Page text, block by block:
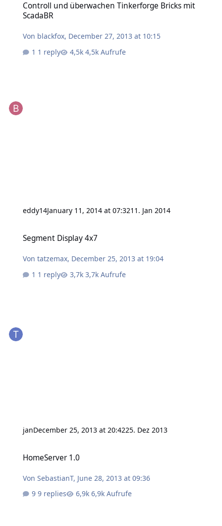
Controll und überwachen Tinkerforge Bricks mit
ScadaBR
Von blackfox, December 27, 2013 at 10:15
1 reply
4,5k Aufrufe
eddy14January 11, 2014 at 07:3211. Jan 2014
Segment Display 4x7
Vontatzemax, December 25, 2013 at 19:04
1 reply
3,7k Aufrufe
janDecember 25, 2013 at 20:4225. Dez 2013
HomeServer 1.0
VonSebastianT, June 28, 2013 at 09:36
9 replies
6,9k Aufrufe